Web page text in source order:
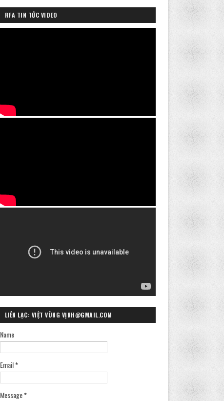
RFA TIN TỨC VIDEO
LIÊN LẠC: VIỆT VÙNG VỊNH@GMAIL.COM
Name
Email*
Message*